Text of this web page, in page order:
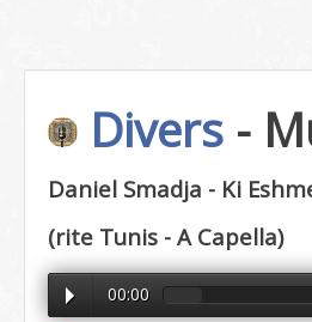
Divers -
Daniel Smadja - Ki
(rite Tunis - A Capella)
00:00